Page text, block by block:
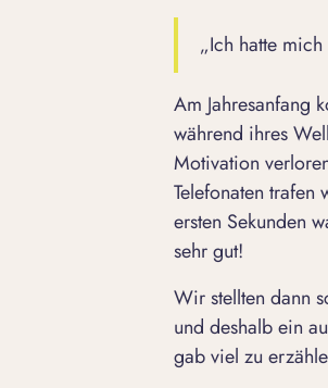
„Ich hatte
Am Jahresanfang
während ihres
Motivation
Telefonaten
ersten Sekunden
sehr gut!
Wir stellten dann
und deshalb ein
gab viel zu